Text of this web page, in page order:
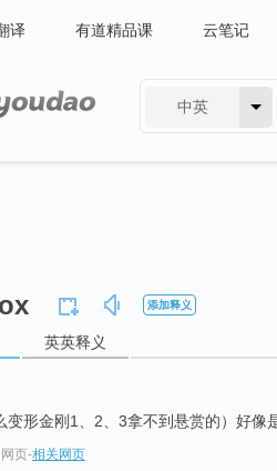
译 有道精品课 云笔记
中英
添加释义
英英释义
变形金刚1、2、3拿不到悬赏的）好像
页-相关网页